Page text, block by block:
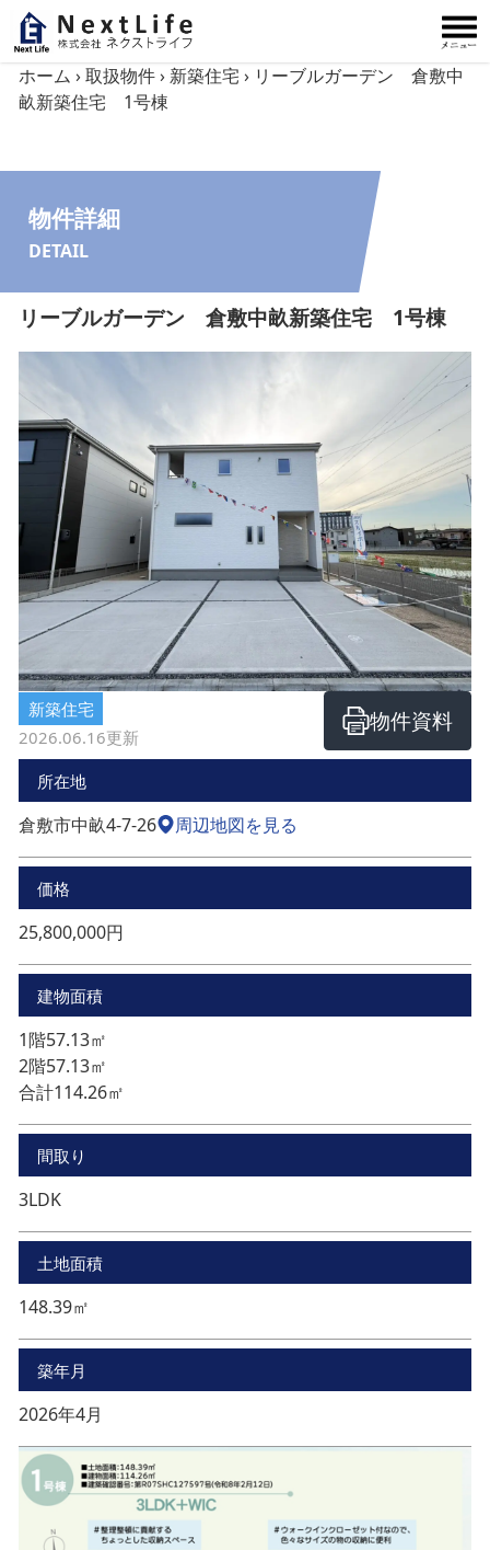
内容をスキップ
ホーム ›取扱物件› 新築住宅 › リーブルガーデン 倉敷中
畝新築住宅 1号棟
物件詳細
DETAIL
リーブルガーデン 倉敷中畝新築住宅 1号棟
新築住宅
2026.06.16更新
物件資料
所在地
倉敷市中畝4-7-26 周辺地図を見る
価格
25,800,000円
建物面積
1階57.13㎡
2階57.13㎡
合計114.26㎡
間取り
3LDK
土地面積
148.39㎡
築年月
2026年4月